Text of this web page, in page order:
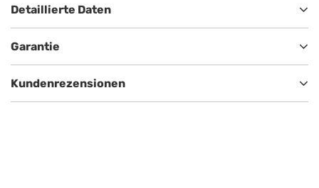
Detaillierte Daten
Garantie
Kundenrezensionen